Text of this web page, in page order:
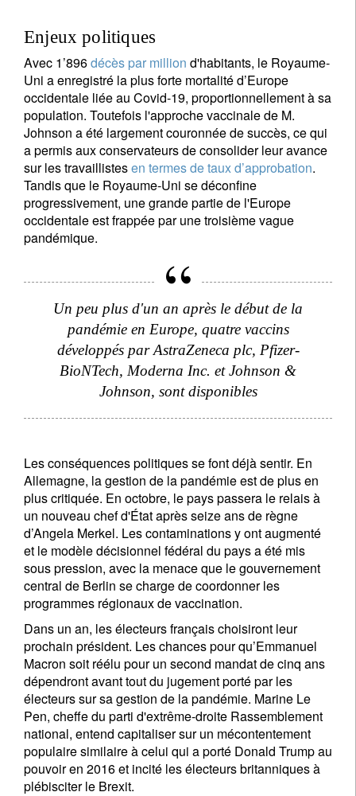
Enjeux politiques
Avec 1’896décès par million d'habitants, le Royaume-
Uni a enregistré la plus forte mortalité d’Europe
occidentale liée au Covid-19, proportionnellement à sa
population. Toutefois l'approche vaccinale de M.
Johnson a été largement couronnée de succès, ce qui
a permis aux conservateurs de consolider leur avance
sur les travaillistesen termes de taux d’approbation.
Tandis que le Royaume-Uni se déconfine
progressivement, une grande partie de l'Europe
occidentale est frappée par une troisième vague
pandémique.
Un peu plus d'un an après le début de la
pandémie en Europe, quatre vaccins
développés par AstraZeneca plc, Pfizer-
BioNTech, Moderna Inc. et Johnson &
Johnson, sont disponibles
Les conséquences politiques se font déjà sentir. En
Allemagne, la gestion de la pandémie est de plus en
plus critiquée. En octobre, le pays passera le relais à
un nouveau chef d'État après seize ans de règne
d’Angela Merkel. Les contaminations y ont augmenté
et le modèle décisionnel fédéral du pays a été mis
sous pression, avec la menace que le gouvernement
central de Berlin se charge de coordonner les
programmes régionaux de vaccination.
Dans un an, les électeurs français choisiront leur
prochain président. Les chances pour qu’Emmanuel
Macron soit réélu pour un second mandat de cinq ans
dépendront avant tout du jugement porté par les
électeurs sur sa gestion de la pandémie. Marine Le
Pen, cheffe du parti d'extrême-droite Rassemblement
national, entend capitaliser sur un mécontentement
populaire similaire à celui qui a porté Donald Trump au
pouvoir en 2016 et incité les électeurs britanniques à
plébisciter le Brexit.